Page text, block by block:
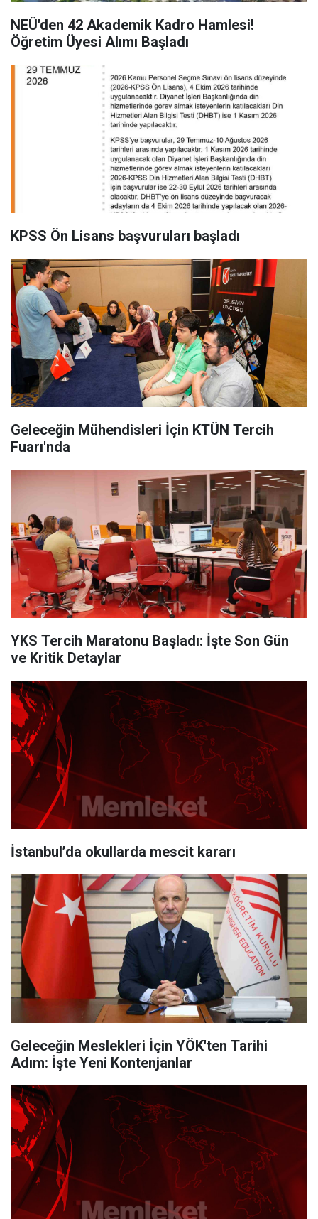
NEÜ'den 42 Akademik Kadro Hamlesi!
Öğretim Üyesi Alımı Başladı
KPSS Ön Lisans başvuruları başladı
Geleceğin Mühendisleri İçin KTÜN Tercih
Fuarı'nda
YKS Tercih Maratonu Başladı: İşte Son Gün
ve Kritik Detaylar
İstanbul’da okullarda mescit kararı
Geleceğin Meslekleri İçin YÖK'ten Tarihi
Adım: İşte Yeni Kontenjanlar